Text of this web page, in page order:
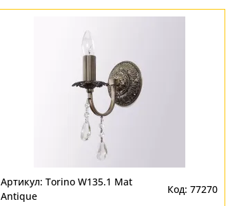
Torino W135.1 Mat
Antique
77270